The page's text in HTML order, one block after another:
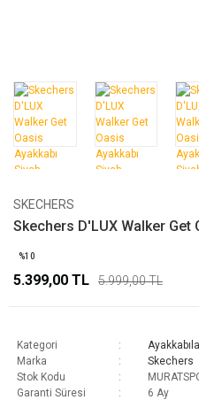
SKECHERS
Skechers D'LUX Walker Get
%10
5.399,00 TL 5.999,00 TL
Kategori
Marka
Skechers
Stok Kodu
Garanti Süresi
6 Ay